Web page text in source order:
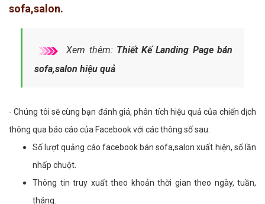
sofa,salon.
Xem thêm: Thiết Kế Landing Page bán
sofa,salon hiệu quả
- Chúng tôi sẽ cùng bạn đánh giá, phân tích hiệu quả của chiến dịch
thông qua báo cáo của Facebook với các thông số sau:
Số lượt quảng cáo facebook bán sofa,salon xuất hiện, số lần
nhấp chuột.
Thông tin truy xuất theo khoản thời gian theo ngày, tuần,
tháng.